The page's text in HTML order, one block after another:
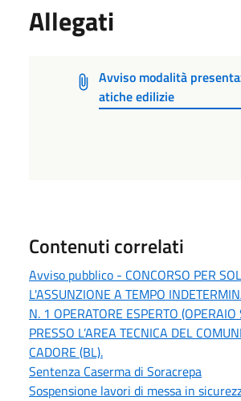
Allegati
Avviso modalità
atiche edilizie
Contenuti correlati
Avviso pubblico - CONCORSO PER
L'ASSUNZIONE A TEMPO
N. 1 OPERATORE ESPERTO
PRESSO L’AREA TECNICA DEL
CADORE (BL).
Sentenza Caserma di Soracrepa
Sospensione lavori di messa in